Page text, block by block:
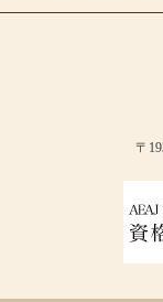
〒